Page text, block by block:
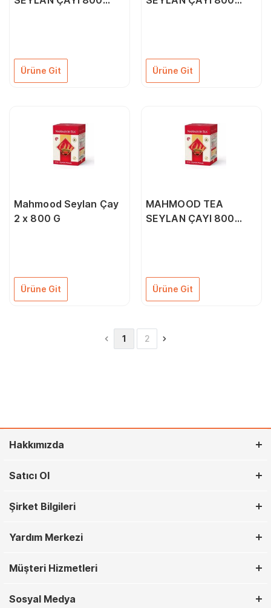
Ürüne Git Ürüne Git
Mahmood Seylan Çay
2 x 800 G
Ürüne Git
MAHMOOD TEA
SEYLAN ÇAYI 800
Ürüne Git
1 2
Hakkımızda
Satıcı Ol
Şirket Bilgileri
Yardım Merkezi
Müşteri Hizmetleri
Sosyal Medya